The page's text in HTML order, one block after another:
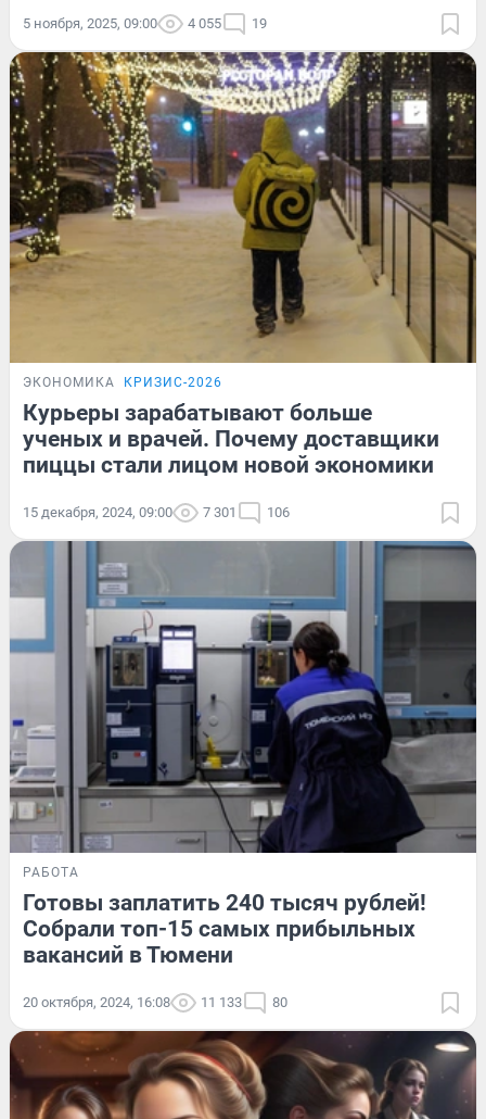
5 ноября, 2025, 09:00 4 055 19
ЭКОНОМИКА КРИЗИС-2026
Курьеры зарабатывают больше
ученых и врачей. Почему доставщики
пиццы стали лицом новой экономики
15 декабря, 2024, 09:00 7 301 106
РАБОТА
Готовы заплатить 240 тысяч рублей!
Собрали топ-15 самых прибыльных
вакансий в Тюмени
20 октября, 2024, 16:08 11 133 80